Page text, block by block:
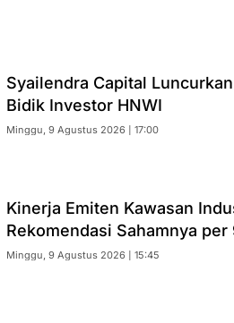
Syailendra Capital
Bidik Investor HNWI
Minggu, 9 Agustus 2026 | 17:00
Kinerja Emiten Kawasan
Rekomendasi Sahamnya
Minggu, 9 Agustus 2026 | 15:45